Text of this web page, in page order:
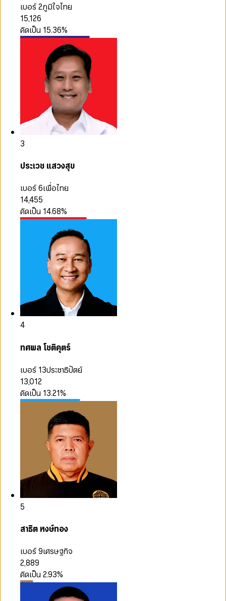
เบอร์ 2ภูมิใจไทย
15,126
คิดเป็น 15.36%
3
ประเวช แสวงสุข
เบอร์ 6เพื่อไทย
14,455
คิดเป็น 14.68%
4
ทศพล โชติคุตร์
เบอร์ 13ประชาธิปัตย์
13,012
คิดเป็น 13.21%
5
สาธิต หงษ์ทอง
เบอร์ 9เศรษฐกิจ
2,889
คิดเป็น2.93%